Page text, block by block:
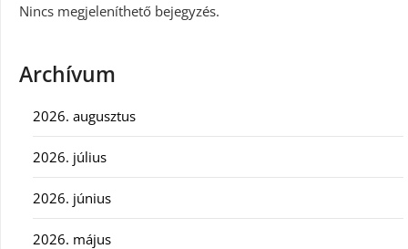
Nincs megjeleníthető bejegyzés.
Archívum
2026. augusztus
2026. július
2026. június
2026. május